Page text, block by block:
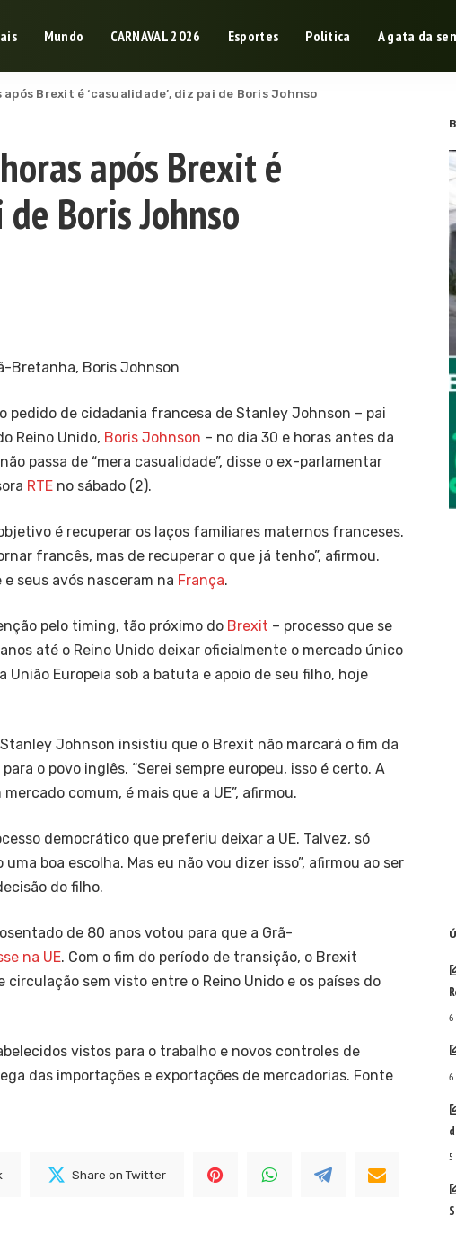
Mundo CARNAVAL 2026 Esportes Politica A gata da
Brexit é ‘casualidade’, diz pai de Boris Johnso
após Brexit é
de Boris Johnso
Bretanha, Boris Johnson
pedido de cidadania francesa de Stanley Johnson – pai
Reino Unido, Boris Johnson – no dia 30 e horas antes da
passa de “mera casualidade”, disse o ex-parlamentar
RTE no sábado (2).
é recuperar os laços familiares maternos franceses.
francês, mas de recuperar o que já tenho”, afirmou.
seus avós nasceram na França.
pelo timing, tão próximo do Brexit – processo que se
até o Reino Unido deixar oficialmente o mercado único
União Europeia sob a batuta e apoio de seu filho, hoje
Johnson insistiu que o Brexit não marcará o fim da
o povo inglês. “Serei sempre europeu, isso é certo. A
comum, é mais que a UE”, afirmou.
democrático que preferiu deixar a UE. Talvez, só
boa escolha. Mas eu não vou dizer isso”, afirmou ao ser
do filho.
de 80 anos votou para que a Grã-
na UE. Com o fim do período de transição, o Brexit
circulação sem visto entre o Reino Unido e os países do
vistos para o trabalho e novos controles de
das importações e exportações de mercadorias. Fonte
Share on Twitter
6
6
5